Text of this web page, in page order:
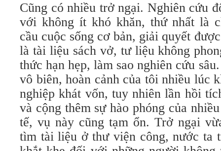
Cũng có nhiều trở ngại. Nghiên cứu
với không ít khó khăn, thứ nhất là
cầu cuộc sống cơ bản, giải quyết
là tài liệu sách vở, tư liệu không
thức hạn hẹp, làm sao nghiên cứu
vô biên, hoàn cảnh của tôi nhiều lúc
nghiệp khát vốn, tuy nhiên lần hồi
và cộng thêm sự hào phóng của
tế, vụ này cũng tạm ổn. Trở ngại
tìm tài liệu ở thư viện công, nước ta